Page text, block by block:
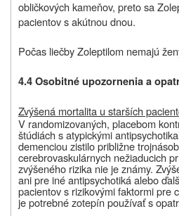
obličkových kameňov, preto sa
pacientov s akútnou dnou.
Počas liečby Zoleptilom nemajú
4.4 Osobitné upozornenia a
Zvýšená mortalita u starších
V randomizovaných, placebom
štúdiách s atypickými
demenciou zistilo približne
cerebrovaskulárnych nežiaducich
zvýšeného rizika nie je známy.
ani pre iné antipsychotiká alebo
pacientov s rizikovými faktormi pre
je potrebné zotepín používať s